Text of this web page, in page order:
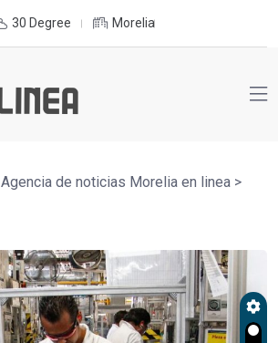
30 Degree Morelia
Agencia de noticias Morelia en linea >